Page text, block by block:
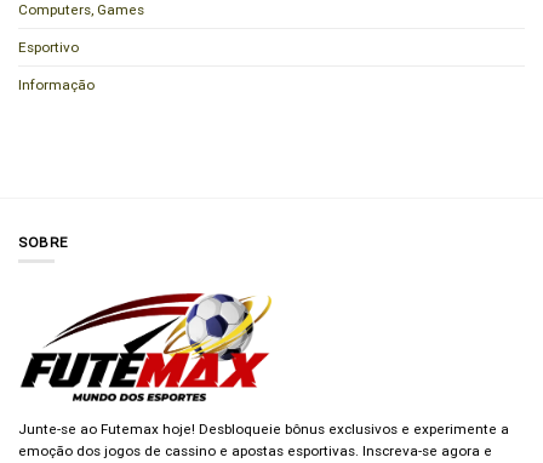
Computers, Games
Esportivo
Informação
SOBRE
Junte-se ao Futemax hoje! Desbloqueie bônus exclusivos e experimente a
emoção dos jogos de cassino e apostas esportivas. Inscreva-se agora e